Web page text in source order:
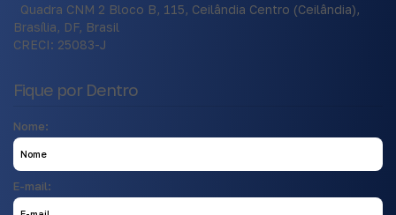
Quadra CNM 2 Bloco B, 115, Ceilândia Centro (Ceilândia),
Brasília, DF, Brasil
CRECI: 25083-J
Fique por Dentro
Nome:
E-mail: